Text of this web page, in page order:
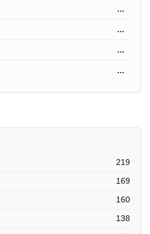
...
...
...
...
219
169
160
138